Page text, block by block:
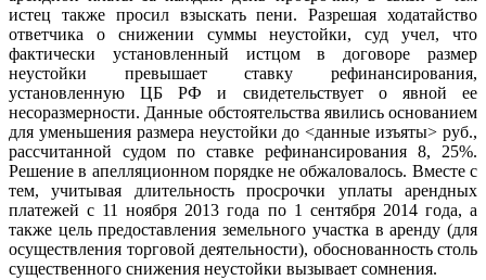
истец также просил взыскать пени. Разрешая ходатайство
ответчика о снижении суммы неустойки, суд учел, что
фактически установленный истцом в договоре размер
неустойки превышает ставку рефинансирования,
установленную ЦБ РФ и свидетельствует о явной ее
несоразмерности. Данные обстоятельства явились основанием
для уменьшения размера неустойки до <данные изъяты> руб.,
рассчитанной судом по ставке рефинансирования 8, 25%.
Решение в апелляционном порядке не обжаловалось. Вместе с
тем, учитывая длительность просрочки уплаты арендных
платежей с 11 ноября 2013 года по 1 сентября 2014 года, а
также цель предоставления земельного участка в аренду (для
осуществления торговой деятельности), обоснованность столь
существенного снижения неустойки вызывает сомнения.